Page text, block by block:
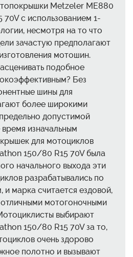
Metzeler ME880
с использованием 1-
несмотря на то что
зачастую предполагают
мотошин.
подобное
Без
шины для
более широкими
допустимой
изначальным
для мотоциклов
150/80 R15 70V была
начального выхода эти
разрабатывались по
марка считается ездовой,
мотогоночными
выбирают
150/80 R15 70V за то,
очень здорово
полотно и вызывают